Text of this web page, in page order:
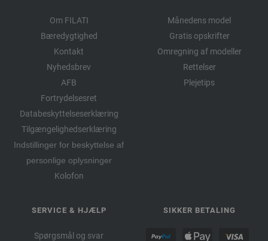
Om FILATI
Bæredygtighed
Kontakt
Nyhedsbrev
AFB
Fortrydelsesret
Databeskyttelseserklæring
Tilgængelighedserklæring
Indstillinger for beskyttelse af
personlige oplysninger
Kolofon
Månedens model
Gratis opskrifter
Omregning af modeller
Rettelser
Plejetips
SERVICE & HJÆLP
Spørgsmål og svar
SIKKER BETALING